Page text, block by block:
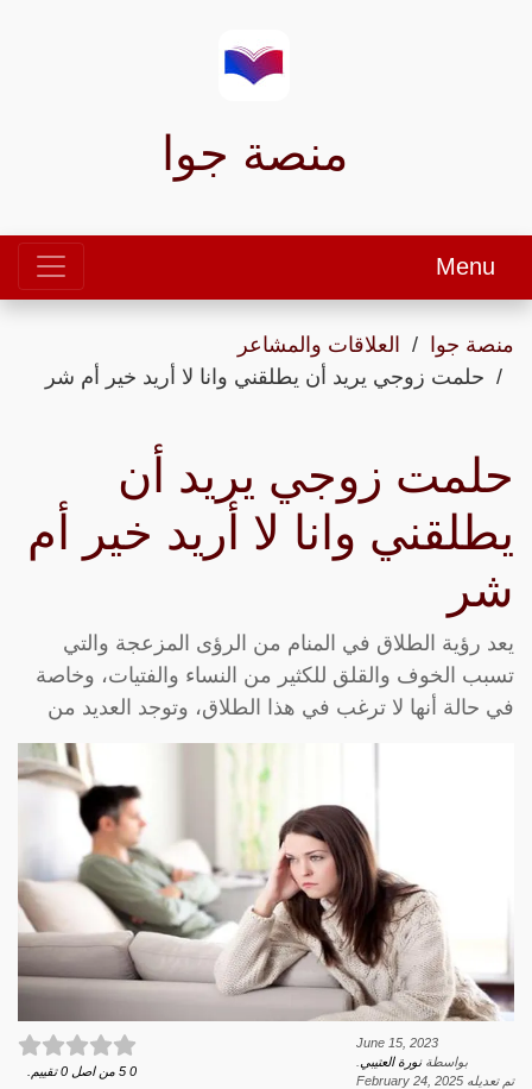
منصة جوا
Menu
منصة جوا
العلاقات والمشاعر
حلمت زوجي يريد أن يطلقني وانا لا أريد خير أم شر
حلمت زوجي يريد أن
يطلقني وانا لا أريد خير أم
شر
يعد رؤية الطلاق في المنام من الرؤى المزعجة والتي
تسبب الخوف والقلق للكثير من النساء والفتيات، وخاصة
في حالة أنها لا ترغب في هذا الطلاق، وتوجد العديد من
June 15, 2023
بواسطةنورة العتيبي
تم تعديله February 24, 2025
0
5 من اصل 0 تقييم.